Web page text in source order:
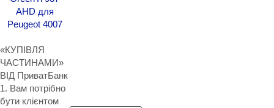
«КУПІВЛЯ
ЧАСТИНАМИ»
ВІД ПриватБанк
1. Вам потрібно
бути клієнтом